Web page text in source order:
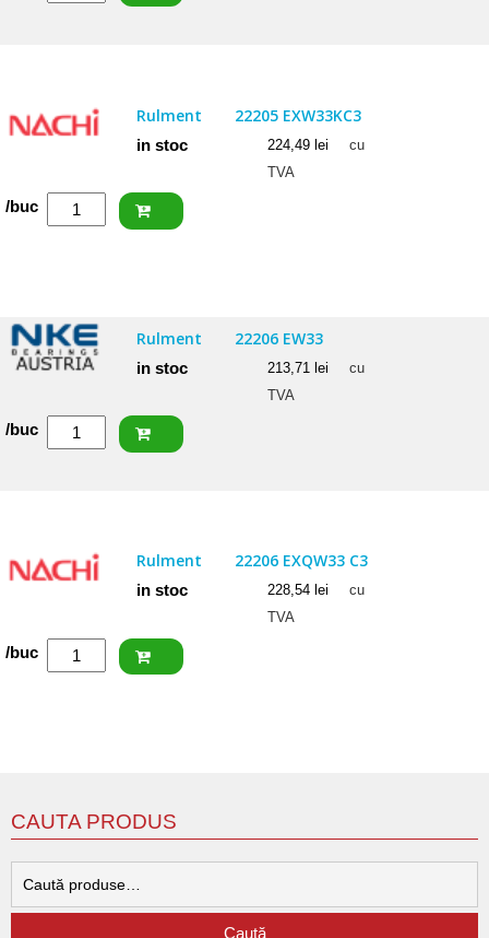
(BS2-
Rulment 22205 EXW33KC3
in stoc 224,49 lei
cu
TVA
Cantitate
NACHI
/buc
Rulment 22206 EW33
in stoc 213,71 lei
cu
TVA
Cantitate
/buc
Rulment 22206 EXQW33 C3
in stoc 228,54 lei
cu
TVA
Cantitate
NACHI
/buc
CAUTA PRODUS
Caută